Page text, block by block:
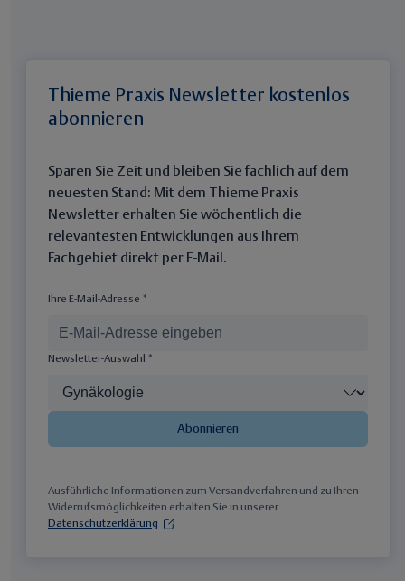
Thieme Praxis Newsletter kostenlos
abonnieren
Sparen Sie Zeit und bleiben Sie fachlich auf dem
neuesten Stand: Mit dem Thieme Praxis
Newsletter erhalten Sie wöchentlich die
relevantesten Entwicklungen aus Ihrem
Fachgebiet direkt per E-Mail.
Ihre E-Mail-Adresse *
Newsletter-Auswahl *
Abonnieren
Ausführliche Informationen zum Versandverfahren und zu Ihren
Widerrufsmöglichkeiten erhalten Sie in unserer
Datenschutzerklärung